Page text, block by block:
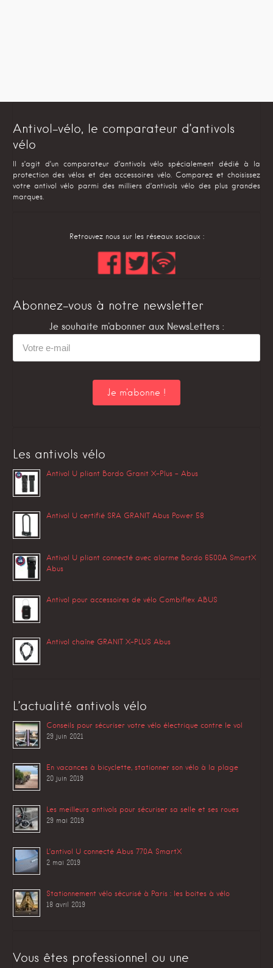
Antivol-vélo, le comparateur d’antivols
vélo
Il s’agit d’un comparateur d’antivols vélo spécialement dédié à la
protection des vélos et des accessoires vélo. Comparez et choisissez
votre antivol vélo parmi des milliers d’antivols vélo des plus grandes
marques.
Retrouvez nous sur les réseaux sociaux :
Abonnez-vous à notre newsletter
Je souhaite m'abonner aux NewsLetters :
Les antivols vélo
Antivol U pliant Bordo Granit X-Plus – Abus
Antivol U certifié SRA GRANIT Abus Power 58
Antivol U pliant connecté avec alarme Bordo 6500A SmartX
Abus
Antivol pour accessoires de vélo Combiflex ABUS
Antivol chaîne GRANIT X-PLUS Abus
L’actualité antivols vélo
Conseils pour sécuriser votre vélo électrique contre le vol
29 juin 2021
En vacances à bicyclette, stationner son vélo à la plage
20 juin 2019
Les meilleurs antivols pour sécuriser sa selle et ses roues
29 mai 2019
L’antivol U connecté Abus 770A SmartX
2 mai 2019
Stationnement vélo sécurisé à Paris : les boites à vélo
18 avril 2019
Vous êtes professionnel ou une